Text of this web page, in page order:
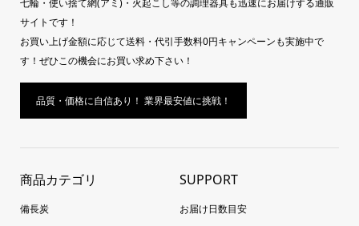
七輪・使い捨て網(アミ)・火起こし等の調理器具も迅速にお届けする通販
サイトです！
お買い上げ金額に応じて送料・代引手数料0円キャンペーンも実施中で
す！ぜひこの機会にお買い求め下さい！
品質・価格に自信あり！ 業界最安値に挑戦！
商品カテゴリ
備長炭
SUPPORT
お届け日数目安